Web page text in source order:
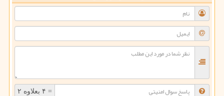
= ۴ بعلاوه ۲